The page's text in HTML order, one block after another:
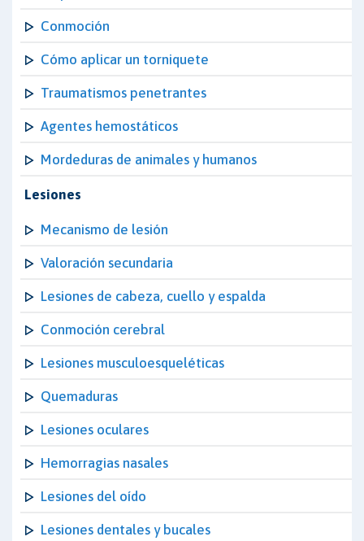
Conmoción
Cómo aplicar un torniquete
Traumatismos penetrantes
Agentes hemostáticos
Mordeduras de animales y humanos
Lesiones
Mecanismo de lesión
Valoración secundaria
Lesiones de cabeza, cuello y espalda
Conmoción cerebral
Lesiones musculoesqueléticas
Quemaduras
Lesiones oculares
Hemorragias nasales
Lesiones del oído
Lesiones dentales y bucales